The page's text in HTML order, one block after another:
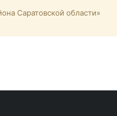
Саратовской области»